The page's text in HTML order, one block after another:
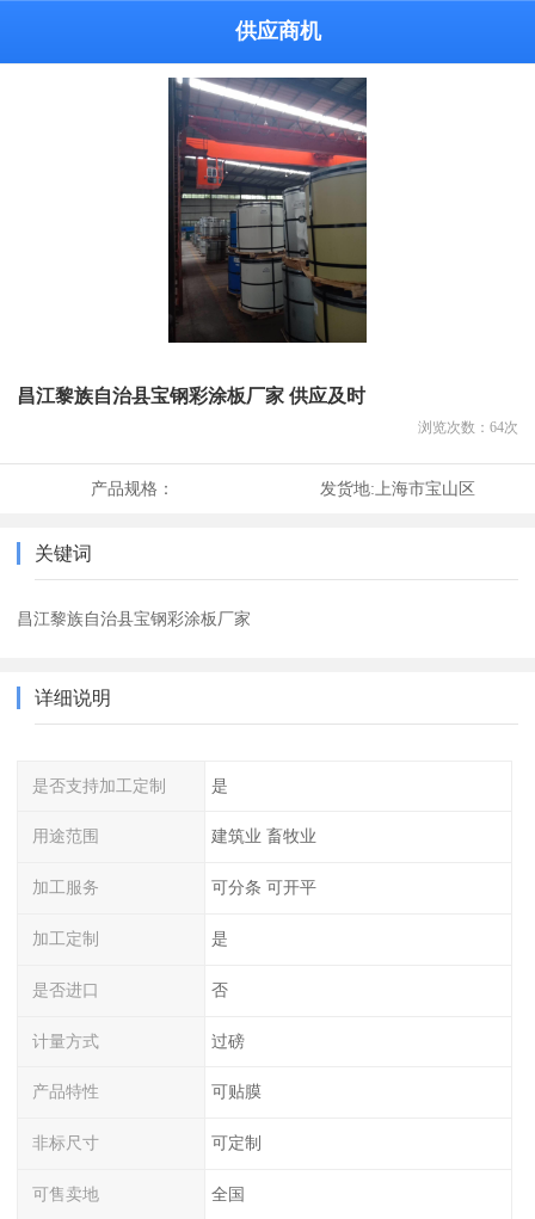
供应商机
昌江黎族自治县宝钢彩涂板厂家 供应及时
浏览次数： 64次
产品规格： 发货地:上海市宝山区
关键词
昌江黎族自治县宝钢彩涂板厂家
详细说明
是否支持加工定制 是
用途范围 建筑业 畜牧业
加工服务 可分条 可开平
加工定制 是
是否进口 否
计量方式 过磅
产品特性 可贴膜
非标尺寸 可定制
可售卖地 全国